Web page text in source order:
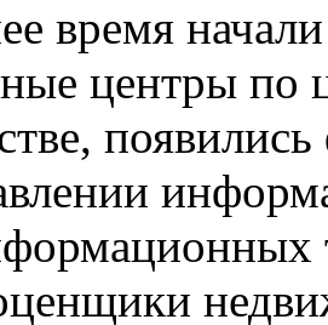
время
центры по